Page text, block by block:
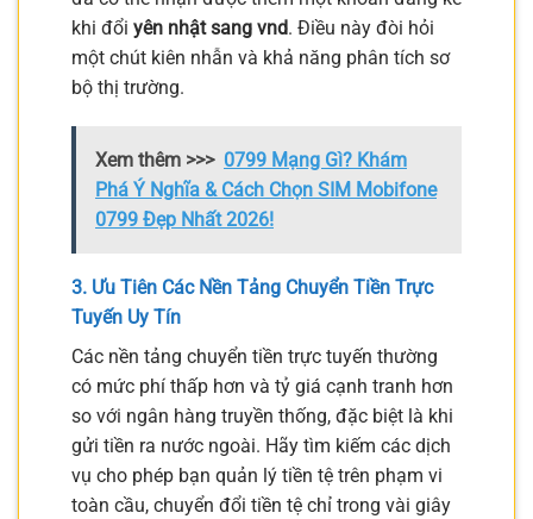
khi đổi yên nhật sang vnd. Điều này đòi hỏi
một chút kiên nhẫn và khả năng phân tích sơ
bộ thị trường.
Xem thêm >>> 0799 Mạng Gì? Khám
Phá Ý Nghĩa & Cách Chọn SIM Mobifone
0799 Đẹp Nhất 2026!
3. Ưu Tiên Các Nền Tảng Chuyển Tiền Trực
Tuyến Uy Tín
Các nền tảng chuyển tiền trực tuyến thường
có mức phí thấp hơn và tỷ giá cạnh tranh hơn
so với ngân hàng truyền thống, đặc biệt là khi
gửi tiền ra nước ngoài. Hãy tìm kiếm các dịch
vụ cho phép bạn quản lý tiền tệ trên phạm vi
toàn cầu, chuyển đổi tiền tệ chỉ trong vài giây